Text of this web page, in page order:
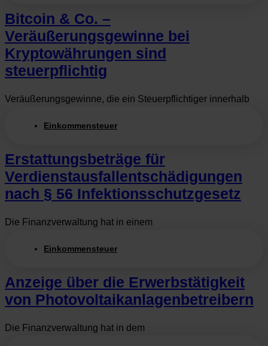
Bitcoin & Co. –
Veräußerungsgewinne bei
Kryptowährungen sind
steuerpflichtig
Veräußerungsgewinne, die ein Steuerpflichtiger innerhalb
Einkommensteuer
Erstattungsbeträge für
Verdienstausfallentschädigungen
nach § 56 Infektionsschutzgesetz
Die Finanzverwaltung hat in einem
Einkommensteuer
Anzeige über die Erwerbstätigkeit
von Photovoltaikanlagenbetreibern
Die Finanzverwaltung hat in dem